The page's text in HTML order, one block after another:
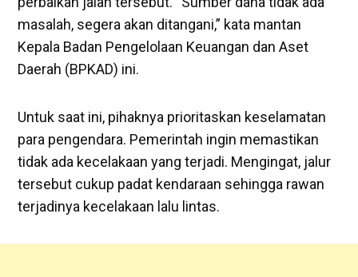
masalah, segera akan ditangani,” kata mantan
Kepala Badan Pengelolaan Keuangan dan Aset
Daerah (BPKAD) ini.
Untuk saat ini, pihaknya prioritaskan keselamatan
para pengendara. Pemerintah ingin memastikan
tidak ada kecelakaan yang terjadi. Mengingat, jalur
tersebut cukup padat kendaraan sehingga rawan
terjadinya kecelakaan lalu lintas.